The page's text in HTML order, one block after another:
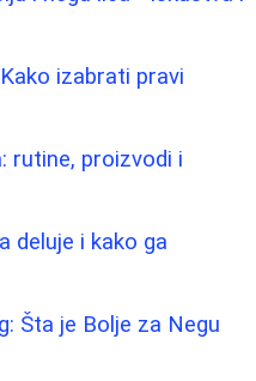
izabrati pravi
rutine, proizvodi i
deluje i kako ga
Šta je Bolje za Negu